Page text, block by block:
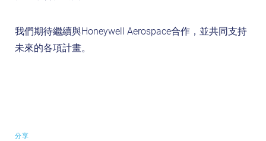
我們期待繼續與Honeywell Aerospace合作，並共同支持
未來的各項計畫。
分享